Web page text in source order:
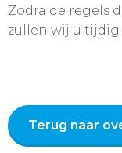
Zodra de regels
zullen wij u
Terug naar